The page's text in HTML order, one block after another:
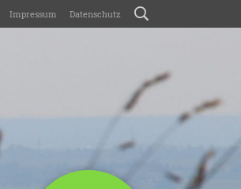
Impressum Datenschutz